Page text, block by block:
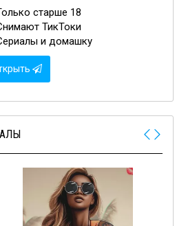
старше 18
ТикТоки
и домашку